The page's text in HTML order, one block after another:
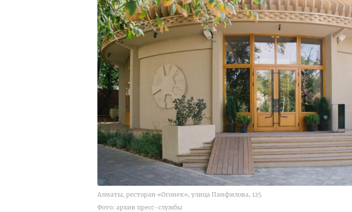
Алматы, ресторан «Огонек», улица Панфилова, 125
Фото: архив пресс-службы